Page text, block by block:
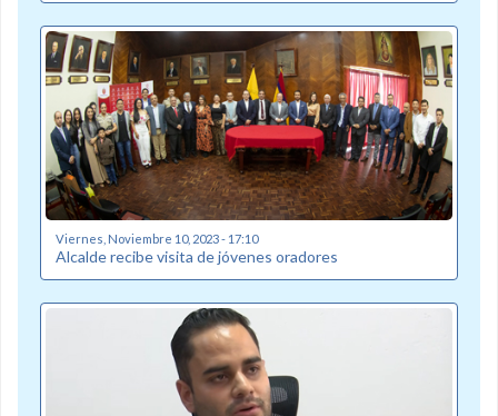
Viernes, Noviembre 10, 2023 - 17:10
Alcalde recibe visita de jóvenes oradores